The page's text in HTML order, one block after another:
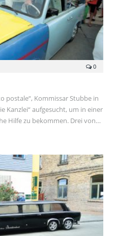
0
postale“, Kommissar Stubbe in
Kanzlei“ aufgesucht, um in einer
Hilfe zu bekommen. Drei von…